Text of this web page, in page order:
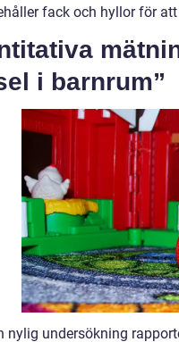
fack och hyllor för
i barnrum”
nylig undersökning